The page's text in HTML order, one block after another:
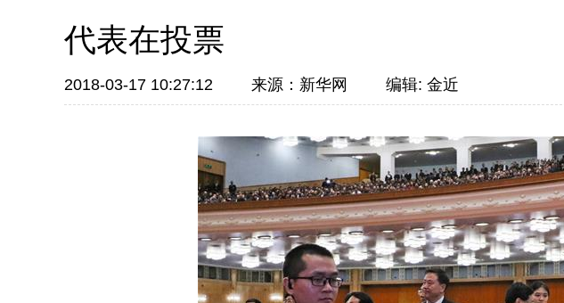
代表在投票
2018-03-17 10:27:12 来源： 新华网 编辑: 金近